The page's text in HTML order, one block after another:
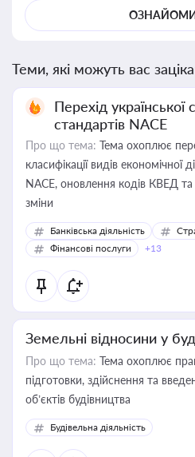
Теми, які можуть вас
Перехід
стандартів NACE
Про що тема: Тема охоплює
класифікації видів економічної
NACE, оновлення кодів КВЕД та
зміни
Банківська діяльність
Фінансові послуги
+13
Земельні відносини у
Про що тема: Тема охоплює
підготовки, здійснення та
об’єктів будівництва
Будівельна діяльність